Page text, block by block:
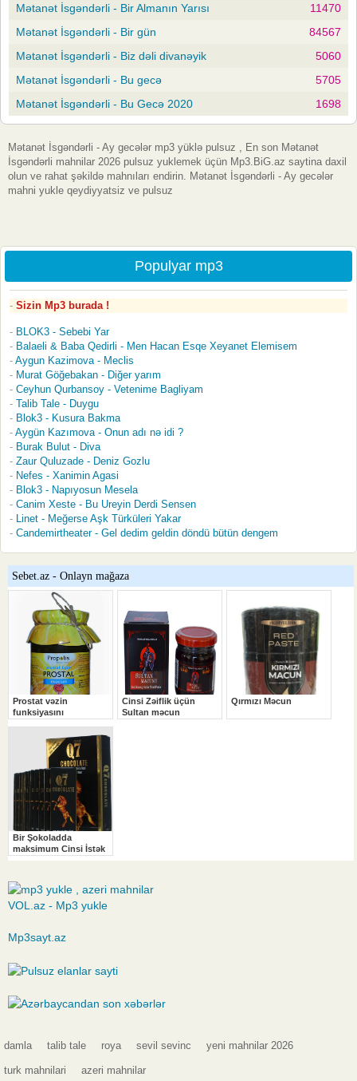
Mətanət İsgəndərli - Bir Almanın Yarısı
11470
Mətanət İsgəndərli - Bir gün
84567
Mətanət İsgəndərli - Biz dəli divanəyik
5060
Mətanət İsgəndərli - Bu gecə
5705
Mətanət İsgəndərli - Bu Gecə 2020
1698
Mətanət İsgəndərli - Ay gecələr mp3 yüklə pulsuz , En son Mətanət
İsgəndərli mahnilar 2026 pulsuz yuklemek üçün Mp3.BiG.az saytina daxil
olun ve rahat şəkildə mahnıları endirin. Mətanət İsgəndərli - Ay gecələr
mahni yukle qeydiyyatsiz ve pulsuz
Populyar mp3
Sizin Mp3 burada !
BLOK3 - Sebebi Yar
Balaeli & Baba Qedirli - Men Hacan Esqe Xeyanet Elemisem
Aygun Kazimova - Meclis
Murat Göğebakan - Diğer yarım
Ceyhun Qurbansoy - Vetenime Bagliyam
Talib Tale - Duygu
Blok3 - Kusura Bakma
Aygün Kazımova - Onun adı nə idi ?
Burak Bulut - Diva
Zaur Quluzade - Deniz Gozlu
Nefes - Xanimin Agasi
Blok3 - Napıyosun Mesela
Canim Xeste - Bu Ureyin Derdi Sensen
Linet - Meğerse Aşk Türküleri Yakar
Candemirtheater - Gel dedim geldin döndü bütün dengem
VOL.az - Mp3 yukle
Mp3sayt.az
damla talib tale roya sevil sevinc yeni mahnilar 2026
turk mahnilari azeri mahnilar